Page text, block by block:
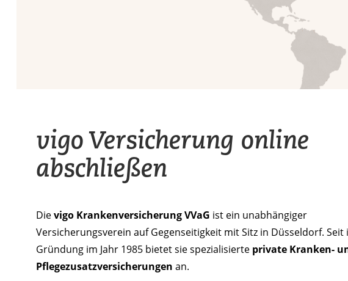
vigo Versicherung online
abschließen
Dievigo Krankenversicherung VVaG ist ein unabhängiger
Versicherungsverein auf Gegenseitigkeit mit Sitz in Düsseldorf. Seit
Gründung im Jahr 1985 bietet sie spezialisierte private Kranken-
Pflegezusatzversicherungen an.